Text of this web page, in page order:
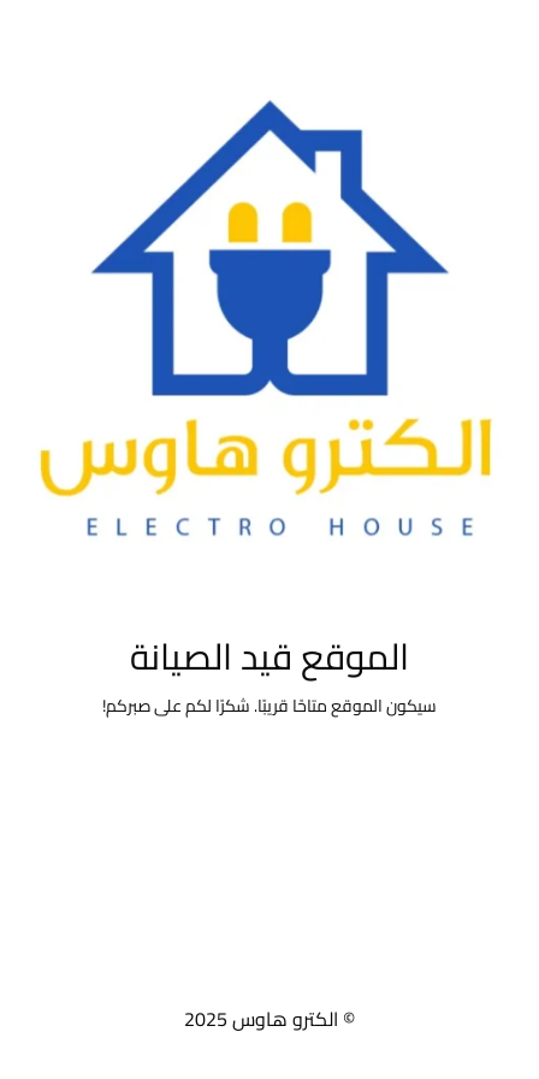
الموقع قيد الصيانة
سيكون الموقع متاحًا قريبًا. شكرًا لكم على صبركم!
© الكترو هاوس 2025